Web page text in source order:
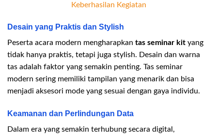
Keberhasilan Kegiatan
Desain yang Praktis dan Stylish
Peserta acara modern mengharapkan tas seminar kit yang
tidak hanya praktis, tetapi juga stylish. Desain dan warna
tas adalah faktor yang semakin penting. Tas seminar
modern sering memiliki tampilan yang menarik dan bisa
menjadi aksesori mode yang sesuai dengan gaya individu.
Keamanan dan Perlindungan Data
Dalam era yang semakin terhubung secara digital,